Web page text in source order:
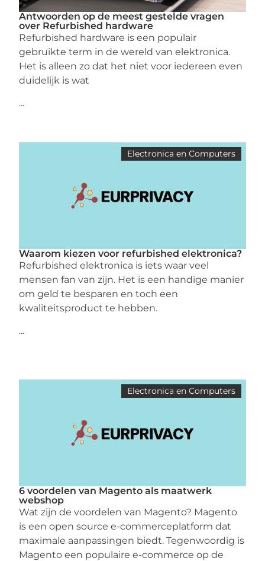
Antwoorden op de meest gestelde vragen
over Refurbished hardware
Refurbished hardware is een populair
gebruikte term in de wereld van elektronica.
Het is alleen zo dat het niet voor iedereen even
duidelijk is wat
...
Electronica en Computers
Waarom kiezen voor refurbished elektronica?
Refurbished elektronica is iets waar veel
mensen fan van zijn. Het is een handige manier
om geld te besparen en toch een
kwaliteitsproduct te hebben.
...
Electronica en Computers
6 voordelen van Magento als maatwerk
webshop
Wat zijn de voordelen van Magento? Magento
is een open source e-commerceplatform dat
maximale aanpassingen biedt. Tegenwoordig is
Magento een populaire e-commerce op de